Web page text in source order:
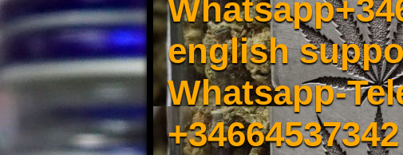
english
Whatsapp-